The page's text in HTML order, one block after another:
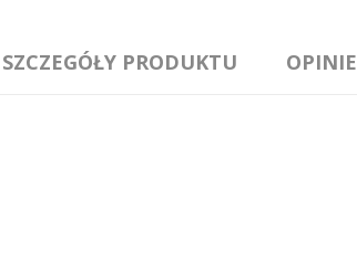
SZCZEGÓŁY PRODUKTU OPINIE